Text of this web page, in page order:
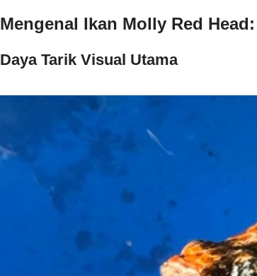
Mengenal Ikan Molly Red
Daya Tarik Visual Utama